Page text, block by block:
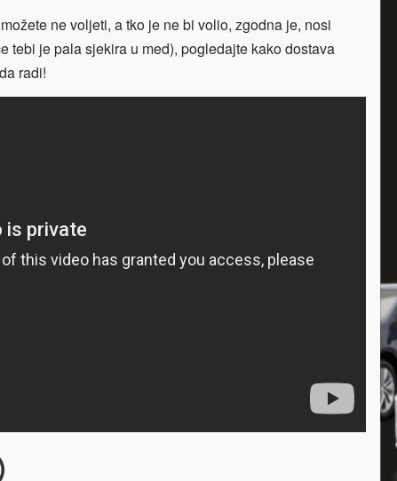
ne voljeti, a tko je ne bi volio, zgodna je, nosi
tebi je pala sjekira u med), pogledajte kako dostava
radi!